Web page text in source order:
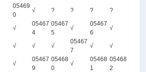
05469
0
√ ? ? ? ?
√
05467
4
05467
5
√
05467
6
√
√ √ √
05467
7
√ √
√
05467
9
05468
0
√
05468
1
05468
2